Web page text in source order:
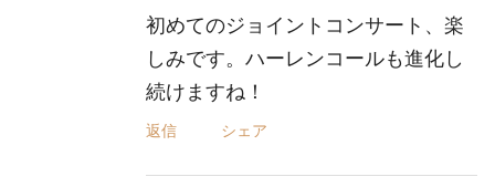
初めてのジョイントコンサート、楽
しみです。ハーレンコールも進化し
続けますね！
返信 シェア